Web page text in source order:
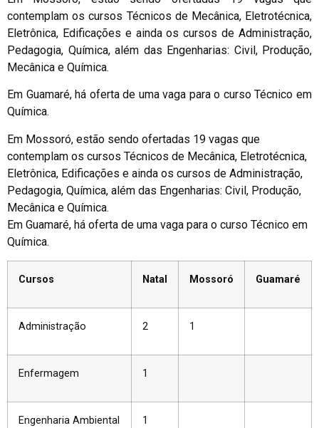
contemplam os cursos Técnicos de Mecânica, Eletrotécnica,
Eletrônica, Edificações e ainda os cursos de Administração,
Pedagogia, Química, além das Engenharias: Civil, Produção,
Mecânica e Química.
Em Guamaré, há oferta de uma vaga para o curso Técnico em
Química.
Em Mossoró, estão sendo ofertadas 19 vagas que
contemplam os cursos Técnicos de Mecânica, Eletrotécnica,
Eletrônica, Edificações e ainda os cursos de Administração,
Pedagogia, Química, além das Engenharias: Civil, Produção,
Mecânica e Química.
Em Guamaré, há oferta de uma vaga para o curso Técnico em
Química.
Cursos Natal Mossoró Guamaré
Administração 2 1
Enfermagem 1
Engenharia Ambiental 1